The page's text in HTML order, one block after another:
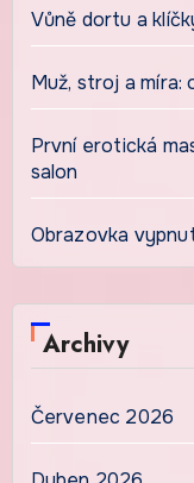
Vůně dortu a
Muž, stroj a
První erotická
salon
Obrazovka
Archivy
Červenec 2026